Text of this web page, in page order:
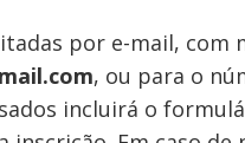
por e-mail, com
, ou para o
incluirá o